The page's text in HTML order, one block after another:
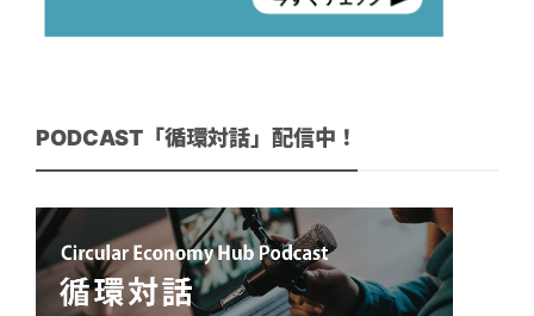
PODCAST「循環対話」配信中！